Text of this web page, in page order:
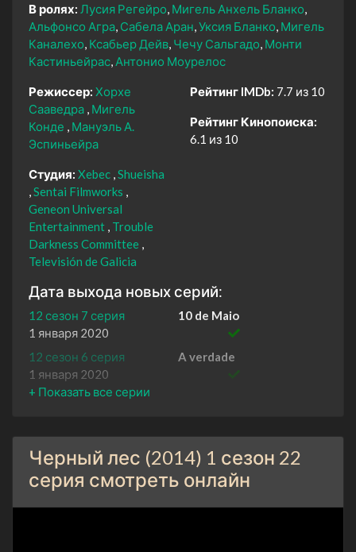
В ролях: Лусия Регейро Мигель Анхель Бланко
Альфонсо Агра Сабела Аран Уксия Бланко Мигель
Каналехо Ксабьер Дейв Чечу Сальгадо Монти
Кастиньейрас Антонио Моурелос
Режиссер: Хорхе
Сааведра Мигель
Конде
Мануэль А.
Эспиньейра
Студия: Xebec Shueisha
Sentai Filmworks
Geneon Universal
Entertainment Trouble
Darkness Committee
Televisión de Galicia
Рейтинг IMDb: 7.7 из 10
Рейтинг Кинопоиска:
6.1 из 10
Дата выхода новых серий:
12 сезон 7 серия
10 de Maio
1 января 2020
12 сезон 6 серия
A verdade
1 января 2020
12 сезон 5 серия
12 сезон 4 серия
Inimigos reais, amigos
imaxinarios
1 января 2020
Черный лес (2014) 1 сезон 22
серия смотреть онлайн